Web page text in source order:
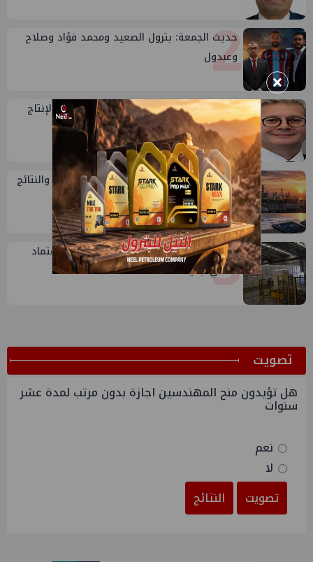
2
حديث الجمعة: بترول الصعيد ومحمد فؤاد وصلاح
وعبدول
3
وزير البترول: الصعيد منطقة واعدة لزيادة الإنتاج
وتوفير فرص عمل
4
تقييم أداء وزارة البترول...بين حساب الأداء والنتائج
5
سيدبك تؤكد ريادتها في جودة الخامات باعتماد
عالمي جديد
ﺗﺼﻮﻳﺖ
هل تؤيدون منح المهندسين اجازة بدون مرتب لمدة عشر
سنوات
نعم
لا
تصويت
النتائج
×